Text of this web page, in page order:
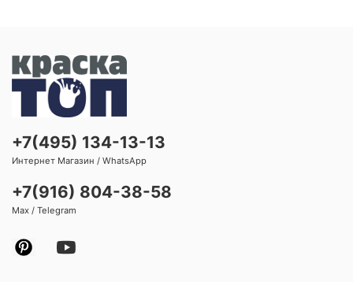
+7(495) 134-13-13
Интернет Магазин / WhatsApp
+7(916) 804-38-58
Max / Telegram